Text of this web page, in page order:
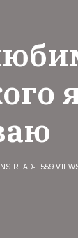
READ 559